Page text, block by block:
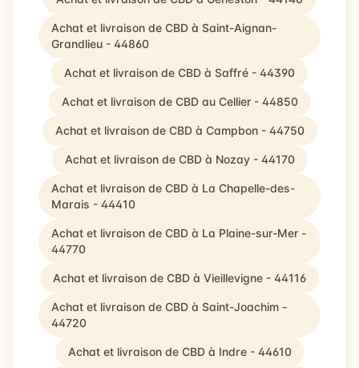
Achat et livraison de CBD à Saint-Aignan-
Grandlieu - 44860
Achat et livraison de CBD à Saffré - 44390
Achat et livraison de CBD au Cellier - 44850
Achat et livraison de CBD à Campbon - 44750
Achat et livraison de CBD à Nozay - 44170
Achat et livraison de CBD à La Chapelle-des-
Marais - 44410
Achat et livraison de CBD à La Plaine-sur-Mer -
44770
Achat et livraison de CBD à Vieillevigne - 44116
Achat et livraison de CBD à Saint-Joachim -
44720
Achat et livraison de CBD à Indre - 44610